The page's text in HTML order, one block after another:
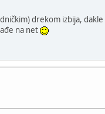
drekom izbija,
na net